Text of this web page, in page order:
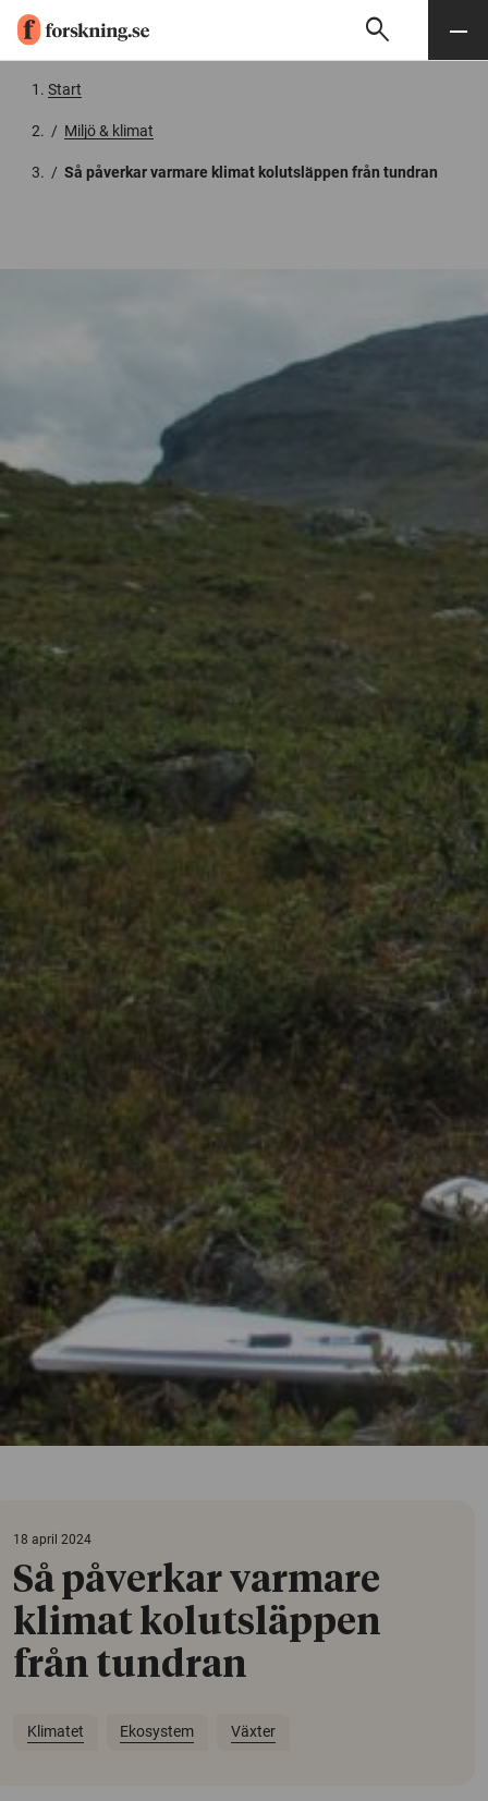
Söksearch Meny
Start
/ Miljö & klimat
/ Så påverkar varmare klimat kolutsläppen från tundran
18 april 2024
Så påverkar varmare
klimat kolutsläppen
från tundran
Klimatet Ekosystem Växter